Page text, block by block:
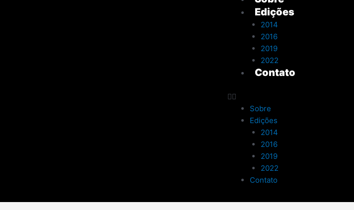
Edições
2014
2016
2019
2022
Contato
Sobre
Edições
2014
2016
2019
2022
Contato